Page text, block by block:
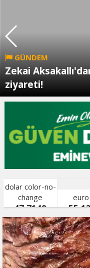
GÜNDEM
Zekai
ziyareti!
dolar color-no-
change
47,7149
bist color-